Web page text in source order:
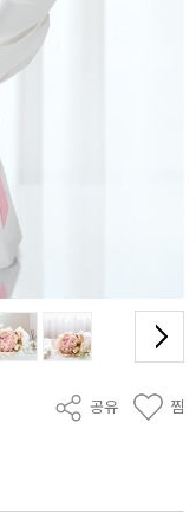
공유 찜